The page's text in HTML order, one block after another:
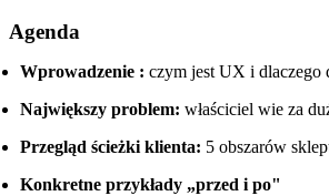
Agenda
Wprowadzenie : czym jest UX i dlaczego
Największy problem: właściciel wie za
Przegląd ścieżki klienta: 5 obszarów
Konkretne przykłady „przed i po"